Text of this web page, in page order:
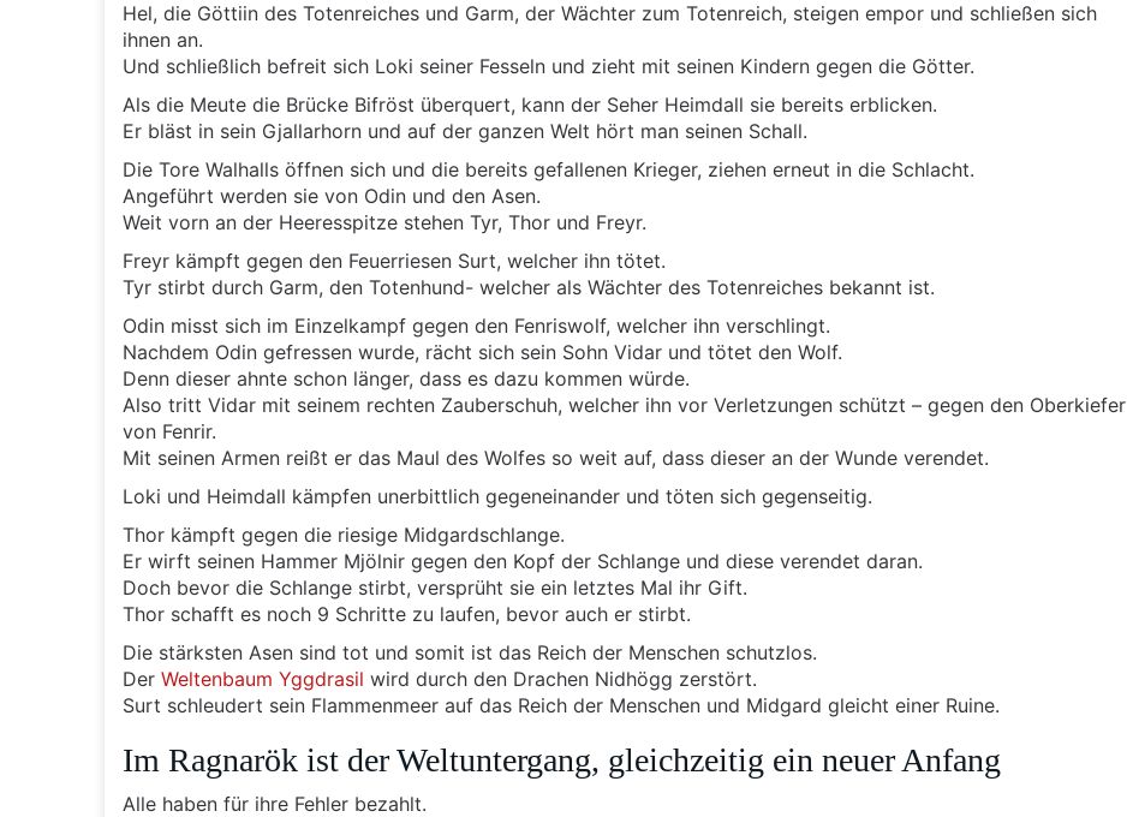
Hel, die Göttiin des Totenreiches und Garm, der Wächter zum Totenreich, steigen empor und schließen sich
ihnen an.
Und schließlich befreit sich Loki seiner Fesseln und zieht mit seinen Kindern gegen die Götter.
Als die Meute die Brücke Bifröst überquert, kann der Seher Heimdall sie bereits erblicken.
Er bläst in sein Gjallarhorn und auf der ganzen Welt hört man seinen Schall.
Die Tore Walhalls öffnen sich und die bereits gefallenen Krieger, ziehen erneut in die Schlacht.
Angeführt werden sie von Odin und den Asen.
Weit vorn an der Heeresspitze stehen Tyr, Thor und Freyr.
Freyr kämpft gegen den Feuerriesen Surt, welcher ihn tötet.
Tyr stirbt durch Garm, den Totenhund- welcher als Wächter des Totenreiches bekannt ist.
Odin misst sich im Einzelkampf gegen den Fenriswolf, welcher ihn verschlingt.
Nachdem Odin gefressen wurde, rächt sich sein Sohn Vidar und tötet den Wolf.
Denn dieser ahnte schon länger, dass es dazu kommen würde.
Also tritt Vidar mit seinem rechten Zauberschuh, welcher ihn vor Verletzungen schützt – gegen den Oberkiefer
von Fenrir.
Mit seinen Armen reißt er das Maul des Wolfes so weit auf, dass dieser an der Wunde verendet.
Loki und Heimdall kämpfen unerbittlich gegeneinander und töten sich gegenseitig.
Thor kämpft gegen die riesige Midgardschlange.
Er wirft seinen Hammer Mjölnir gegen den Kopf der Schlange und diese verendet daran.
Doch bevor die Schlange stirbt, versprüht sie ein letztes Mal ihr Gift.
Thor schafft es noch 9 Schritte zu laufen, bevor auch er stirbt.
Die stärksten Asen sind tot und somit ist das Reich der Menschen schutzlos.
Der Weltenbaum Yggdrasil wird durch den Drachen Nidhögg zerstört.
Surt schleudert sein Flammenmeer auf das Reich der Menschen und Midgard gleicht einer Ruine.
Im Ragnarök ist der Weltuntergang, gleichzeitig ein neuer Anfang
Alle haben für ihre Fehler bezahlt.